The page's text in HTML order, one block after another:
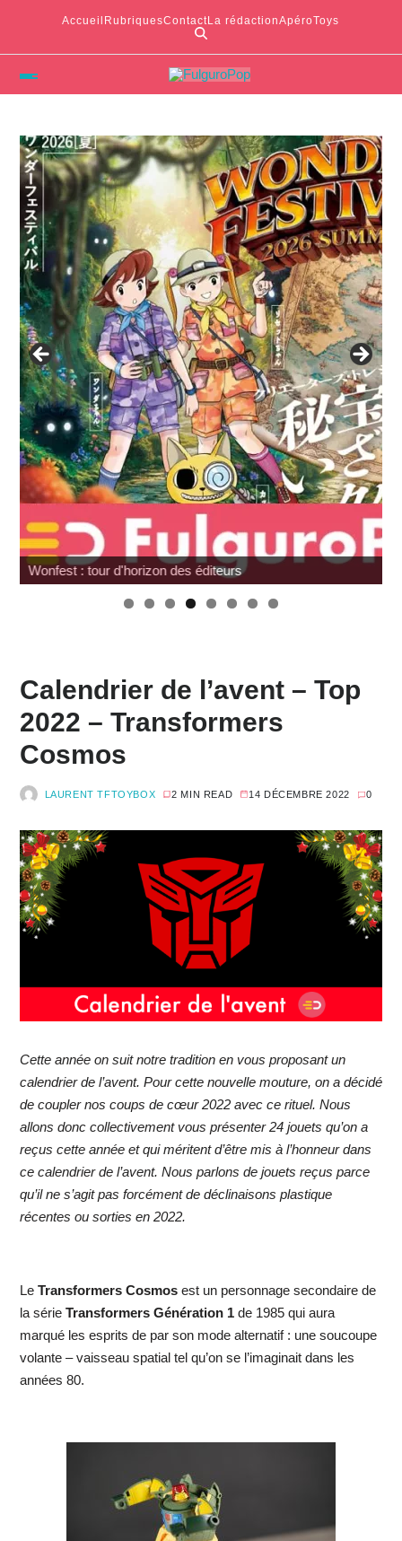
Accueil RubriquesContactLa rédactionApéroToys
Wonfest : tour d'horizon des éditeurs
Calendrier de l’avent – Top
2022 – Transformers
Cosmos
LAURENT TFTOYBOX 2 MIN READ 14 DÉCEMBRE 2022 0
Cette année on suit notre tradition en vous proposant un
calendrier de l’avent. Pour cette nouvelle mouture, on a décidé
de coupler nos coups de cœur 2022 avec ce rituel. Nous
allons donc collectivement vous présenter 24 jouets qu’on a
reçus cette année et qui méritent d’être mis à l’honneur dans
ce calendrier de l’avent. Nous parlons de jouets reçus parce
qu’il ne s’agit pas forcément de déclinaisons plastique
récentes ou sorties en 2022.
Le Transformers Cosmosest un personnage secondaire de
la série Transformers Génération 1de 1985 qui aura
marqué les esprits de par son mode alternatif : une soucoupe
volante – vaisseau spatial tel qu’on se l’imaginait dans les
années 80.